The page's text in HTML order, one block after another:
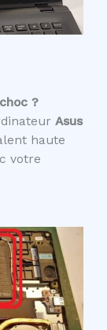
?
Asus
haute
votre